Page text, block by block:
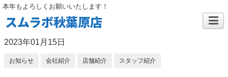
本年もよろしくお願いいたします！
スムラボ秋葉原店
2023年01月15日
お知らせ 会社紹介 店舗紹介 スタッフ紹介